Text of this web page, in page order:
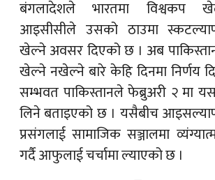
बंगलादेशले भारतमा विश्वकप
आइसीसीले उसको ठाउमा
खेल्ने अवसर दिएको छ । अब
खेल्ने नखेल्ने बारे केहि दिनमा निर्णय
सम्भवत पाकिस्तानले फेब्रुअरी २ मा
लिने बताइएको छ । यसैबीच
प्रसंगलाई सामाजिक सञ्जालमा
गर्दै आफुलाई चर्चामा ल्याएको छ ।